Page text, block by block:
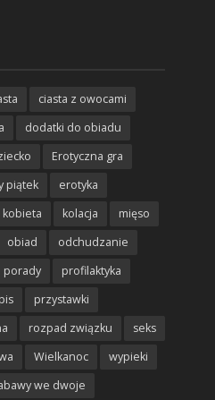
ciasta z owocami
dodatki do obiadu
Erotyczna gra
piątek
erotyka
kobieta kolacja
mięso
obiad
odchudzanie
porady
profilaktyka
przystawki
rozpad związku
seks
Wielkanoc
wypieki
we dwoje